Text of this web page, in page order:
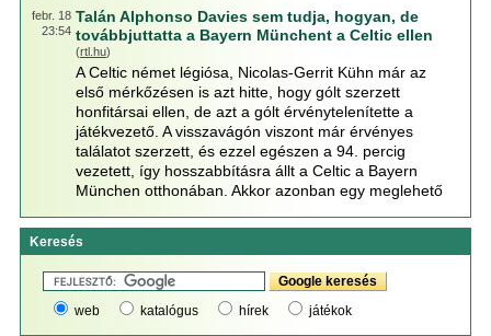
febr. 18
23:54
Talán Alphonso Davies sem tudja, hogyan, de
továbbjuttatta a Bayern Münchent a Celtic ellen
(rtl.hu)
A Celtic német légiósa, Nicolas-Gerrit Kühn már az
első mérkőzésen is azt hitte, hogy gólt szerzett
honfitársai ellen, de azt a gólt érvénytelenítette a
játékvezető. A visszavágón viszont már érvényes
találatot szerzett, és ezzel egészen a 94. percig
vezetett, így hosszabbításra állt a Celtic a Bayern
München otthonában. Akkor azonban egy meglehető
Keresés
web katalógus hírek játékok